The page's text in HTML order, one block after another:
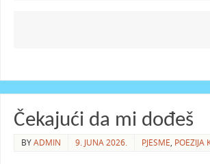
Čekajući da mi dođeš
BYADMIN 9. JUNA 2026. PJESME, POEZIJA